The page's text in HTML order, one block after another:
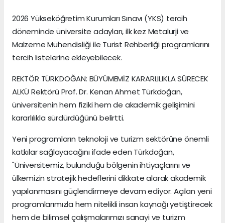
2026 Yükseköğretim Kurumları Sınavı (YKS) tercih
döneminde üniversite adayları, ilk kez Metalurji ve
Malzeme Mühendisliği ile Turist Rehberliği programlarını
tercih listelerine ekleyebilecek.
REKTÖR TÜRKDOĞAN: BÜYÜMEMİZ KARARLILIKLA SÜRECEK
ALKÜ Rektörü Prof. Dr. Kenan Ahmet Türkdoğan,
üniversitenin hem fiziki hem de akademik gelişimini
kararlılıkla sürdürdüğünü belirtti.
Yeni programların teknoloji ve turizm sektörüne önemli
katkılar sağlayacağını ifade eden Türkdoğan,
"Üniversitemiz, bulunduğu bölgenin ihtiyaçlarını ve
ülkemizin stratejik hedeflerini dikkate alarak akademik
yapılanmasını güçlendirmeye devam ediyor. Açılan yeni
programlarımızla hem nitelikli insan kaynağı yetiştirecek
hem de bilimsel çalışmalarımızı sanayi ve turizm